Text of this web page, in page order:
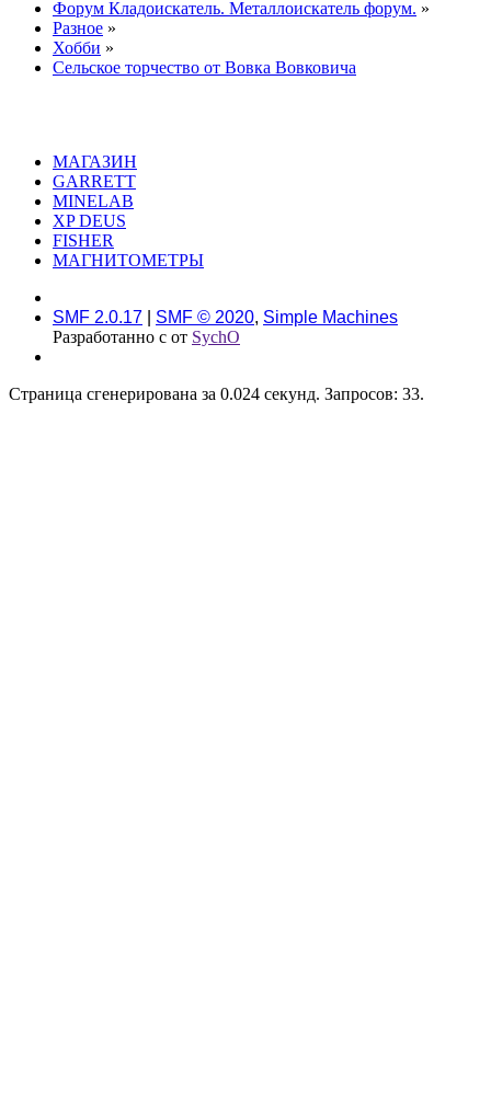
Форум Кладоискатель. Металлоискатель форум. »
Разное »
Хобби »
Сельское торчество от Вовка Вовковича
МАГАЗИН
GARRETT
MINELAB
XP DEUS
FISHER
МАГНИТОМЕТРЫ
SMF 2.0.17 SMF © 2020, Simple Machines
Разработанно с от SychO
Страница сгенерирована за 0.024 секунд. Запросов: 33.